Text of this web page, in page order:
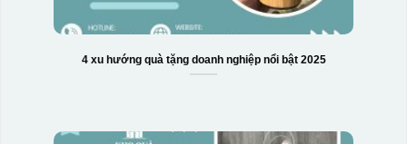
4 xu hướng quà tặng doanh nghiệp nổi bật 2025